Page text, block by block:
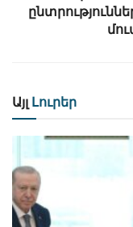
Այլ Լուրեր